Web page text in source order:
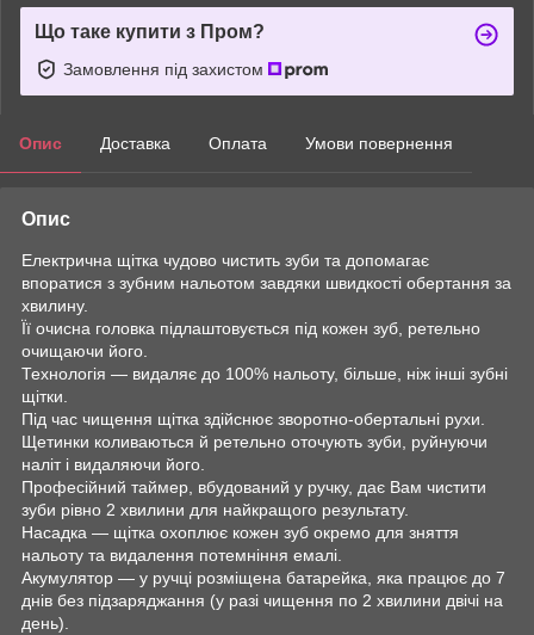
Що таке купити з Пром?
Замовлення під захистом
Опис Доставка Оплата Умови повернення
Опис
Електрична щітка чудово чистить зуби та допомагає
впоратися з зубним нальотом завдяки швидкості обертання за
хвилину.
Її очисна головка підлаштовується під кожен зуб, ретельно
очищаючи його.
Технологія — видаляє до 100% нальоту, більше, ніж інші зубні
щітки.
Під час чищення щітка здійснює зворотно-обертальні рухи.
Щетинки коливаються й ретельно оточують зуби, руйнуючи
наліт і видаляючи його.
Професійний таймер, вбудований у ручку, дає Вам чистити
зуби рівно 2 хвилини для найкращого результату.
Насадка — щітка охоплює кожен зуб окремо для зняття
нальоту та видалення потемніння емалі.
Акумулятор — у ручці розміщена батарейка, яка працює до 7
днів без підзаряджання (у разі чищення по 2 хвилини двічі на
день).